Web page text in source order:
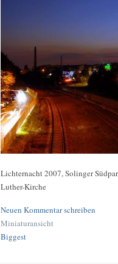
Lichternacht 2007, Solinger
Luther-Kirche
Neuen Kommentar schreiben
Miniaturansicht
Biggest